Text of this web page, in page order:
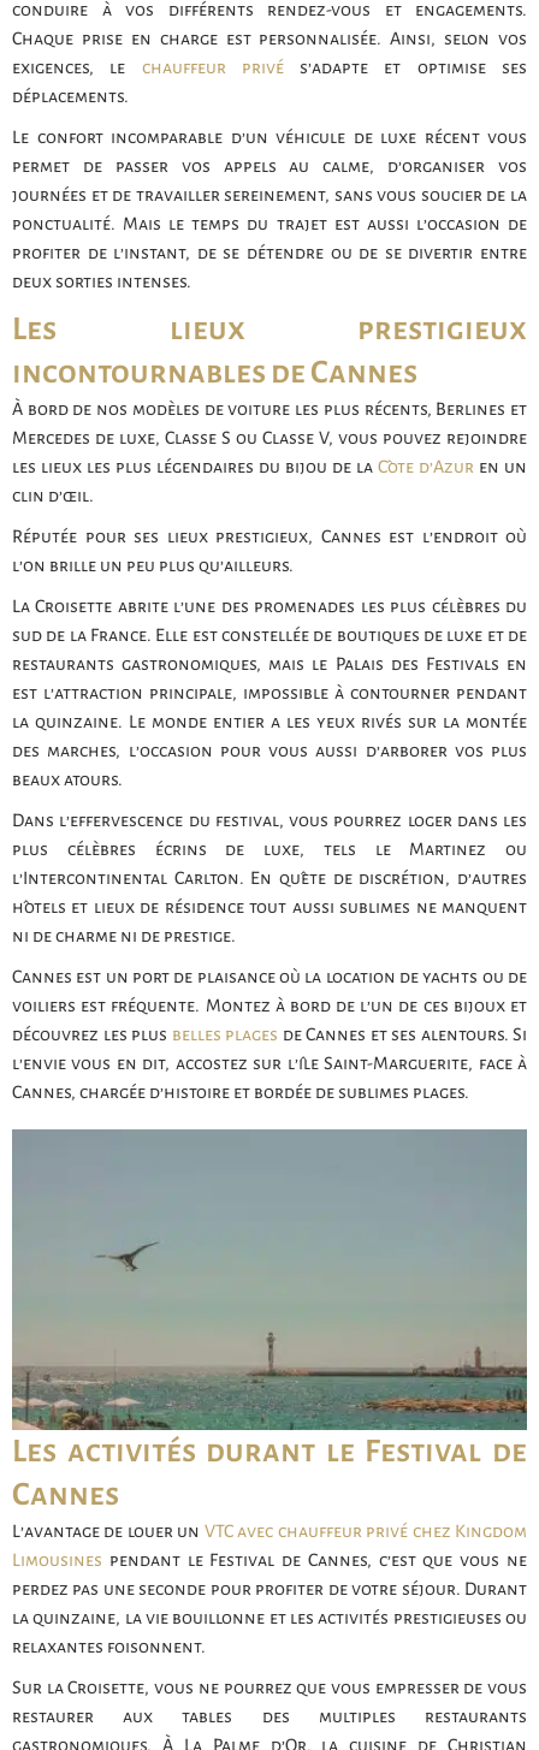
conduire à vos différents rendez-vous et engagements.
Chaque prise en charge est personnalisée. Ainsi, selon vos
exigences, le chauffeur privés’adapte et optimise ses
déplacements.
Le confort incomparable d’un véhicule de luxe récent vous
permet de passer vos appels au calme, d’organiser vos
journées et de travailler sereinement, sans vous soucier de la
ponctualité. Mais le temps du trajet est aussi l’occasion de
profiter de l’instant, de se détendre ou de se divertir entre
deux sorties intenses.
Les lieux prestigieux
incontournables de Cannes
À bord de nos modèles de voiture les plus récents, Berlines et
Mercedes de luxe, Classe S ou Classe V, vous pouvez rejoindre
les lieux les plus légendaires du bijou de la Côte d’Azur en un
clin d’œil.
Réputée pour ses lieux prestigieux, Cannes est l’endroit où
l’on brille un peu plus qu’ailleurs.
La Croisette abrite l’une des promenades les plus célèbres du
sud de la France. Elle est constellée de boutiques de luxe et de
restaurants gastronomiques, mais le Palais des Festivals en
est l’attraction principale, impossible à contourner pendant
la quinzaine. Le monde entier a les yeux rivés sur la montée
des marches, l’occasion pour vous aussi d’arborer vos plus
beaux atours.
Dans l’effervescence du festival, vous pourrez loger dans les
plus célèbres écrins de luxe, tels le Martinez ou
l’Intercontinental Carlton. En quête de discrétion, d’autres
hôtels et lieux de résidence tout aussi sublimes ne manquent
ni de charme ni de prestige.
Cannes est un port de plaisance où la location de yachts ou de
voiliers est fréquente. Montez à bord de l’un de ces bijoux et
découvrez les plus belles plages de Cannes et ses alentours. Si
l’envie vous en dit, accostez sur l’île Saint-Marguerite, face à
Cannes, chargée d’histoire et bordée de sublimes plages.
Les activités durant le Festival de
Cannes
L’avantage de louer un VTC avec chauffeur privé chez Kingdom
Limousines pendant le Festival de Cannes, c’est que vous ne
perdez pas une seconde pour profiter de votre séjour. Durant
la quinzaine, la vie bouillonne et les activités prestigieuses ou
relaxantes foisonnent.
Sur la Croisette, vous ne pourrez que vous empresser de vous
restaurer aux tables des multiples restaurants
gastronomiques. À La Palme d’Or, la cuisine de Christian